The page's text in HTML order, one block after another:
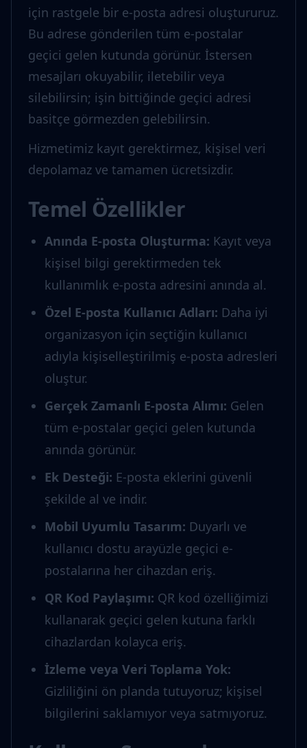
için rastgele bir e-posta adresi oluştururuz.
Bu adrese gönderilen tüm e-postalar
geçici gelen kutunda görünür. İstersen
mesajları okuyabilir, iletebilir veya
silebilirsin; işin bittiğinde geçici adresi
basitçe görmezden gelebilirsin.
Hizmetimiz kayıt gerektirmez, kişisel veri
depolamaz ve tamamen ücretsizdir.
Temel Özellikler
Anında E-posta Oluşturma: Kayıt veya
kişisel bilgi gerektirmeden tek
kullanımlık e-posta adresini anında al.
Özel E-posta Kullanıcı Adları: Daha iyi
organizasyon için seçtiğin kullanıcı
adıyla kişiselleştirilmiş e-posta adresleri
oluştur.
Gerçek Zamanlı E-posta Alımı: Gelen
tüm e-postalar geçici gelen kutunda
anında görünür.
Ek Desteği: E-posta eklerini güvenli
şekilde al ve indir.
Mobil Uyumlu Tasarım: Duyarlı ve
kullanıcı dostu arayüzle geçici e-
postalarına her cihazdan eriş.
QR Kod Paylaşımı: QR kod özelliğimizi
kullanarak geçici gelen kutuna farklı
cihazlardan kolayca eriş.
İzleme veya Veri Toplama Yok:
Gizliliğini ön planda tutuyoruz; kişisel
bilgilerini saklamıyor veya satmıyoruz.